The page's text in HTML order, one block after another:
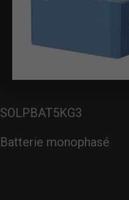
SOLPBAT5KG3
Batterie monophasé